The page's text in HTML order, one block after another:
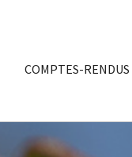
COMPTES-